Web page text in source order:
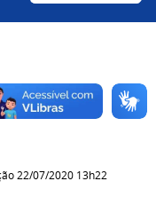
22/07/2020 13h22